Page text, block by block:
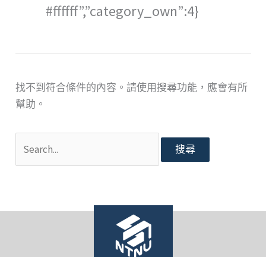
#ffffff”,”category_own”:4}
找不到符合條件的內容。請使用搜尋功能，應會有所
幫助。
尋